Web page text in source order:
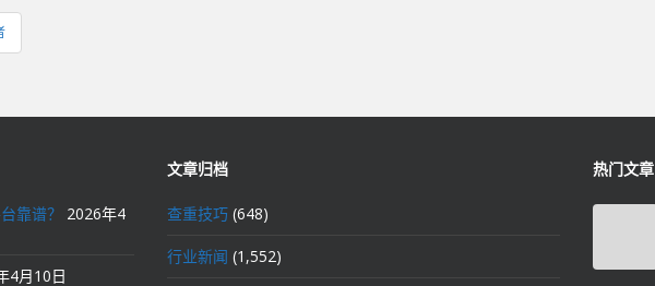
靠谱？
2026年4
4月10日
文章归档
查重技巧 (648)
行业新闻 (1,552)
热门文章